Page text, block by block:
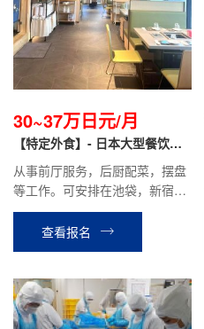
30~37万日元/月
【特定外食】- 日本大型餐饮集
团直聘
从事前厅服务，后厨配菜，摆盘
等工作。可安排在池袋，新宿，
上野，川崎等地区。月综合收入
30万~37万日元，有加班费，绩
效奖金，有涨薪，根据个人情况
查看报名